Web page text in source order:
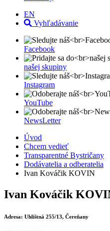
EN
Vyhľadávanie
Facebook
našej skupiny
Instagram
YouTube
NewsLetter
Úvod
Chcem vedieť
Transparentné Bystričany
Dodávatelia a odberatelia
Ivan Kováčik KOVIN
Ivan Kováčik
Adresa: Uhlištná 255/13, Čereňany